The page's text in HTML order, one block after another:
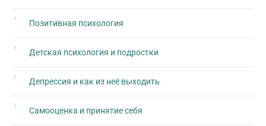
Позитивная психология
Детская психология и подростки
Депрессия и как из неё выходить
Самооценка и принятие себя